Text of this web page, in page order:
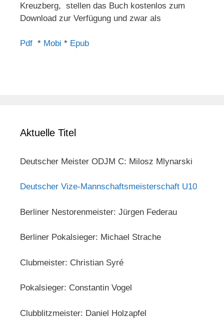
Kreuzberg, stellen das Buch kostenlos zum
Download zur Verfügung und zwar als
Pdf * Mobi * Epub
Aktuelle Titel
Deutscher Meister ODJM C: Milosz Mlynarski
Deutscher Vize-Mannschaftsmeisterschaft U10
Berliner Nestorenmeister: Jürgen Federau
Berliner Pokalsieger: Michael Strache
Clubmeister: Christian Syré
Pokalsieger: Constantin Vogel
Clubblitzmeister: Daniel Holzapfel